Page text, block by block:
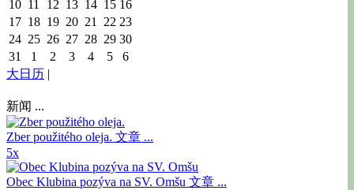
10 11 12 13 14 15 16
17 18 19 20 21 22 23
24 25 26 27 28 29 30
31
1 2 3 4 5
6
大日历 |
新闻 ...
Zber použitého oleja. 文章 ...
5x
Obec Klubina pozýva na SV. Omšu 文章 ...